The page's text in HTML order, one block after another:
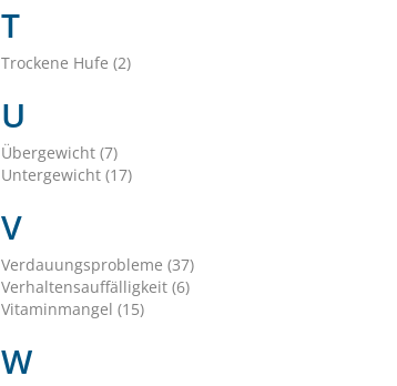
T
Trockene Hufe (2)
U
Übergewicht (7)
Untergewicht (17)
V
Verdauungsprobleme (37)
Verhaltensauffälligkeit (6)
Vitaminmangel (15)
W